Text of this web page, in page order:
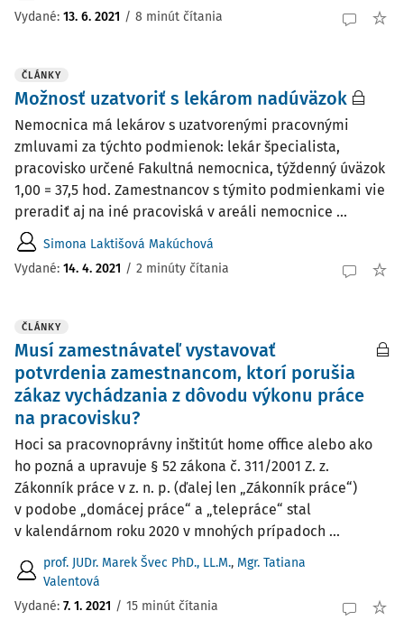
Vydané: 13. 6. 2021 / 8 minút čítania
ČLÁNKY
Možnosť uzatvoriť s lekárom nadúväzok
Nemocnica má lekárov s uzatvorenými pracovnými
zmluvami za týchto podmienok: lekár špecialista,
pracovisko určené Fakultná nemocnica, týždenný úväzok
1,00 = 37,5 hod. Zamestnancov s týmito podmienkami vie
preradiť aj na iné pracoviská v areáli nemocnice ...
Simona Laktišová Makúchová
Vydané: 14. 4. 2021 / 2 minúty čítania
ČLÁNKY
Musí zamestnávateľ vystavovať
potvrdenia zamestnancom, ktorí porušia
zákaz vychádzania z dôvodu výkonu práce
na pracovisku?
Hoci sa pracovnoprávny inštitút home office alebo ako
ho pozná a upravuje § 52 zákona č. 311/2001 Z. z.
Zákonník práce v z. n. p. (ďalej len „Zákonník práce“)
v podobe „domácej práce“ a „telepráce“ stal
v kalendárnom roku 2020 v mnohých prípadoch ...
prof. JUDr. Marek Švec PhD., LL.M., Mgr. Tatiana
Valentová
Vydané: 7. 1. 2021 / 15 minút čítania